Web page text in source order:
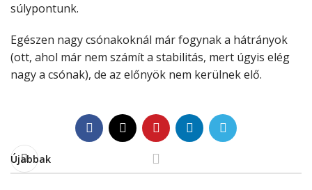
súlypontunk.
Egészen nagy csónakoknál már fogynak a hátrányok
(ott, ahol már nem számít a stabilitás, mert úgyis elég
nagy a csónak), de az előnyök nem kerülnek elő.
Újabbak